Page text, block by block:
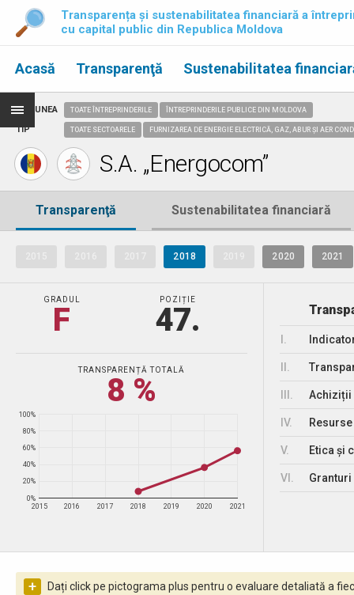
Transparența și sustenabilitatea financiară a
cu capital public din Republica Moldova
Acasă Transparenţă Sustenabilitatea
REGIUNEA
TIP
TOATE ÎNTREPRINDERILE ÎNTREPRINDERILE PUBLICE DIN MOLDOVA
TOATE SECTOARELE FURNIZAREA DE ENERGIE ELECTRICĂ, GAZ, ABUR ȘI AER
S.A. „Energocom”
Transparenţă Sustenabilitatea financiară
2018 2020 2021
GRADUL
F
POZIȚIE
47.
TRANSPARENȚĂ TOTALĂ
8 %
2015 2016 2017 2018 2019 2020 2021
0%
20%
40%
60%
80%
100%
Achiziții
IV.
V. Etica și
VI.
+ Dați click pe pictograma plus pentru o evaluare detaliată a